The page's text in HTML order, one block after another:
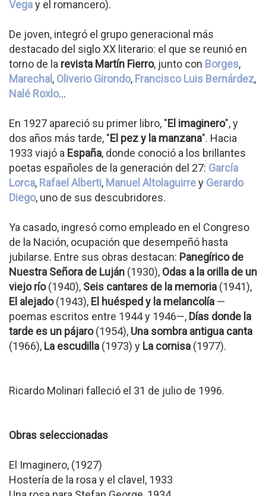
Vegay el romancero).
De joven, integró el grupo generacional más
destacado del siglo XX literario: el que se reunió en
torno de la revista Martín Fierro, junto con Borges,
Marechal, Oliverio Girondo, Francisco Luis Bernárdez,
Nalé Roxlo...
En 1927 apareció su primer libro, "El imaginero", y
dos años más tarde, "El pez y la manzana". Hacia
1933 viajó a España, donde conoció a los brillantes
poetas españoles de la generación del 27: García
Lorca, Rafael Alberti, Manuel Altolaguirrey Gerardo
Diego, uno de sus descubridores.
Ya casado, ingresó como empleado en el Congreso
de la Nación, ocupación que desempeñó hasta
jubilarse. Entre sus obras destacan: Panegírico de
Nuestra Señora de Luján (1930), Odas a la orilla de un
viejo río(1940), Seis cantares de la memoria (1941),
El alejado(1943), El huésped y la melancolía —
poemas escritos entre 1944 y 1946—, Días donde la
tarde es un pájaro(1954), Una sombra antigua canta
(1966), La escudilla (1973) y La cornisa (1977).
Ricardo Molinari falleció el 31 de julio de 1996.
Obras seleccionadas
El Imaginero, (1927)
Hostería de la rosa y el clavel, 1933